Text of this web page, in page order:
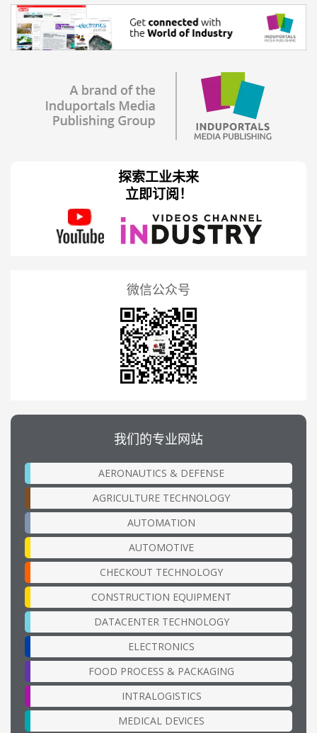
探索工业未来
立即订阅！
微信公众号
我们的专业网站
AERONAUTICS & DEFENSE
AGRICULTURE TECHNOLOGY
AUTOMATION
AUTOMOTIVE
CHECKOUT TECHNOLOGY
CONSTRUCTION EQUIPMENT
DATACENTER TECHNOLOGY
ELECTRONICS
FOOD PROCESS & PACKAGING
INTRALOGISTICS
MEDICAL DEVICES